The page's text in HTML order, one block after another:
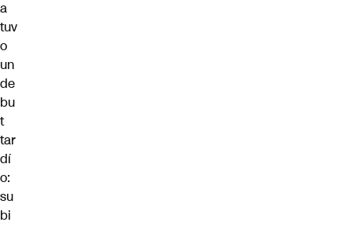
a
tuv
o
un
de
bu
t
tar
dí
o:
su
bi